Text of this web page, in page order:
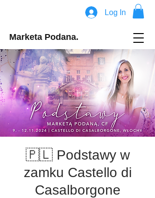
Log In
Marketa Podana.
🇵🇱 Podstawy w
zamku Castello di
Casalborgone